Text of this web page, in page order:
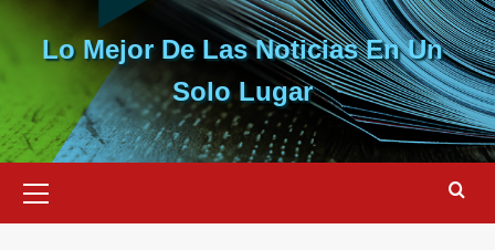
Lo Mejor De Las Noticias En Un
Solo Lugar
primario